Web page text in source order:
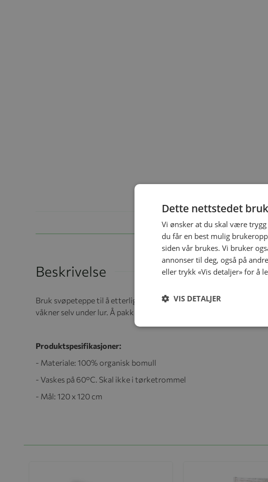
Beskrivelse
Bruk svøpeteppe til å etterligne det trygge miljøet fra mors liv og
våkner selv under lur. Å pakke inn babyen din i en stor swaddle
Produktspesifikasjoner:
- Materiale: 100% organisk bomull
- Vaskes på 60°C. Skal ikke i tørketrommel
- Mål: 120 x 120 cm
Dette nettstedet
Vi ønsker at du skal være
du får en best mulig
siden vår brukes. Vi bruker
annonser til deg, også på
eller trykk «Vis detaljer» for å
VIS DETALJER